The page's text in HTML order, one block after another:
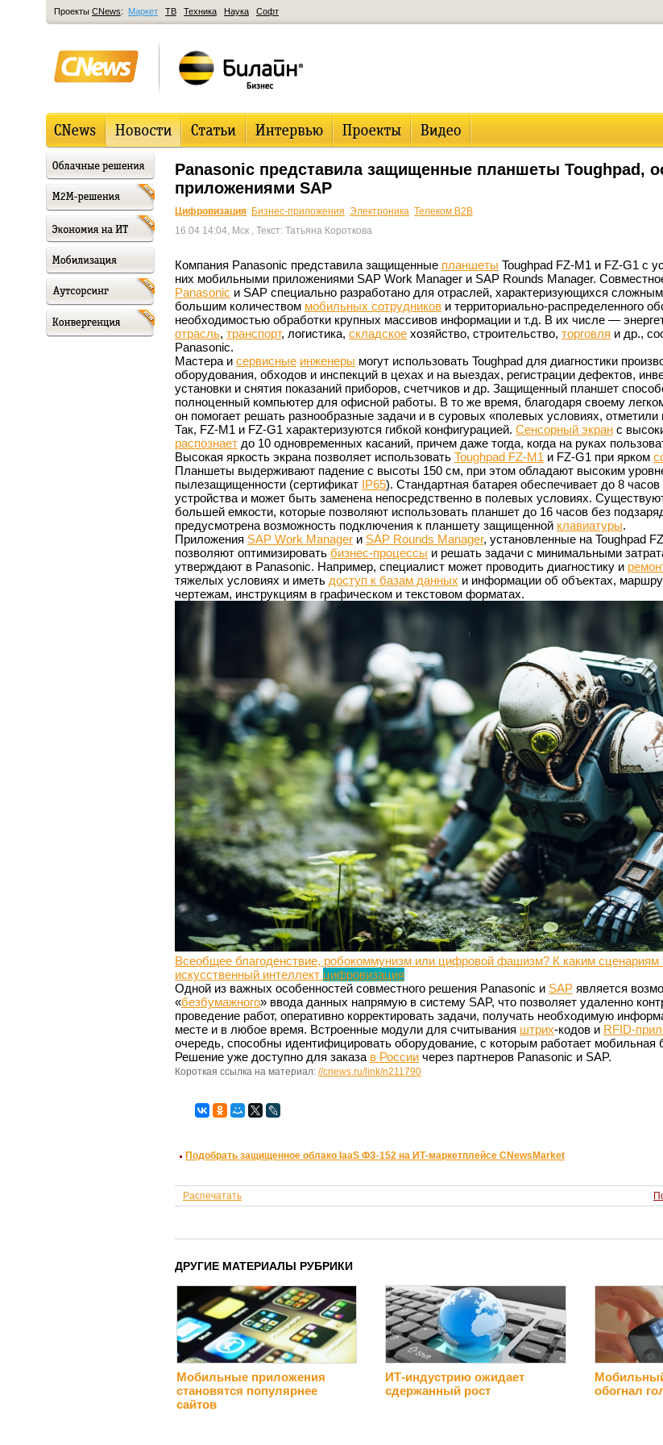
Проекты CNews: Маркет ТВ Техника Наука Софт
Panasonic представила защищенные планшеты Toughpad,
приложениями SAP
Цифровизация Бизнес-приложения Электроника Телеком B2B
16.04 14:04, Мск , Текст: Татьяна Короткова
Компания Panasonic представила защищенные планшеты Toughpad FZ-M1 и FZ-G1 с
них мобильными приложениями SAP Work Manager и SAP Rounds Manager.
Panasonic и SAP специально разработано для отраслей, характеризующихся
большим количеством мобильных сотрудников и территориально-распределенного
необходимостью обработки крупных массивов информации и т.д. В их числе —
отрасль, транспорт, логистика, складское хозяйство, строительство, торговля и др.,
Panasonic.
Мастера и сервисные инженеры могут использовать Toughpad для диагностики
оборудования, обходов и инспекций в цехах и на выездах, регистрации дефектов,
установки и снятия показаний приборов, счетчиков и др. Защищенный планшет
полноценный компьютер для офисной работы. В то же время, благодаря своему
он помогает решать разнообразные задачи и в суровых «полевых условиях, отметили
Так, FZ-M1 и FZ-G1 характеризуются гибкой конфигурацией. Сенсорный экран с
распознает до 10 одновременных касаний, причем даже тогда, когда на руках
Высокая яркость экрана позволяет использовать Toughpad FZ-M1 и FZ-G1 при ярком
Планшеты выдерживают падение с высоты 150 см, при этом обладают высоким
пылезащищенности (сертификат IP65). Стандартная батарея обеспечивает до 8
устройства и может быть заменена непосредственно в полевых условиях.
большей емкости, которые позволяют использовать планшет до 16 часов без
предусмотрена возможность подключения к планшету защищенной клавиатуры.
Приложения SAP Work Manager и SAP Rounds Manager, установленные на Toughpad
позволяют оптимизировать бизнес-процессы и решать задачи с минимальными
утверждают в Panasonic. Например, специалист может проводить диагностику и
тяжелых условиях и иметь доступ к базам данных и информации об объектах,
чертежам, инструкциям в графическом и текстовом форматах.
Всеобщее благоденствие, робокоммунизм или цифровой фашизм? К каким сценариям
искусственный интеллект цифровизация
Одной из важных особенностей совместного решения Panasonic и SAP является
«безбумажного» ввода данных напрямую в систему SAP, что позволяет удаленно
проведение работ, оперативно корректировать задачи, получать необходимую
месте и в любое время. Встроенные модули для считывания штрих-кодов и RFID-
очередь, способны идентифицировать оборудование, с которым работает мобильная
Решение уже доступно для заказа в России через партнеров Panasonic и SAP.
Короткая ссылка на материал: //cnews.ru/link/n211790
Подобрать защищенное облако IaaS ФЗ-152 на ИТ-маркетплейсе CNewsMarket
Распечатать
ДРУГИЕ МАТЕРИАЛЫ РУБРИКИ
Мобильные приложения
становятся популярнее
сайтов
ИТ-индустрию ожидает
сдержанный рост
обогнал